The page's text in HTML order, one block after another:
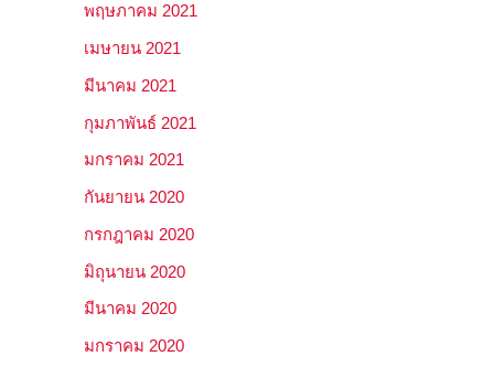
พฤษภาคม 2021
เมษายน 2021
มีนาคม 2021
กุมภาพันธ์ 2021
มกราคม 2021
กันยายน 2020
กรกฎาคม 2020
มิถุนายน 2020
มีนาคม 2020
มกราคม 2020